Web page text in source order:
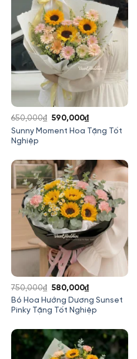
Sunny Moment Hoa Tặng Tốt
Nghiệp
650,000₫ Giá
gốc
590,000₫Giá
hiện
590,000₫.
Bó Hoa Hướng Dương Sunset
Pinky Tặng Tốt Nghiệp
750,000₫ Giá
gốc
là:
580,000₫Giá
hiện
tại
580,000₫.